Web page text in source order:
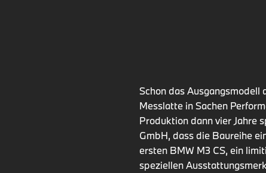
Schon das Ausgangsmodell
Messlatte in Sachen
Produktion dann vier Jahre
GmbH, dass die Baureihe
ersten BMW M3 CS, ein
speziellen